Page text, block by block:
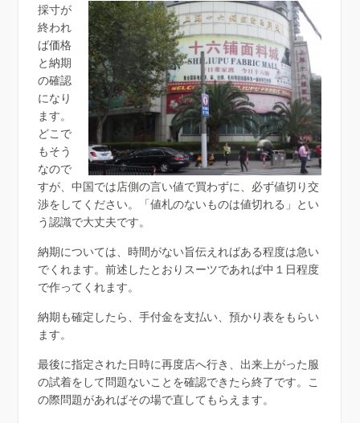
採寸が
終われ
ば価格
と納期
の確認
になり
ます。
どこで
もそう
なので
すが、中国では店側の言い値で買わずに、必ず値切り交
渉をしてください。「値札のないものは値切れる」とい
う認識で大丈夫です。
納期については、時間がない旨伝えればある程度は急い
でくれます。前述したとおりスーツであれば中１日程度
で作ってくれます。
納期も確定したら、手付金を支払い、預かり表をもらい
ます。
最後に指定された日時に再度店へ行き、出来上がった服
の試着をして問題ないことを確認できたら終了です。こ
の際問題があればその場で直してもらえます。